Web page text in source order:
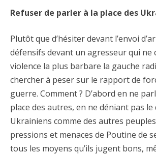
Refuser de parler à la place des
Plutôt que d’hésiter devant l’envoi
défensifs devant un agresseur qui ne
violence la plus barbare la gauche
chercher à peser sur le rapport de
guerre. Comment ? D’abord en ne
place des autres, en ne déniant pas le
Ukrainiens comme des autres
pressions et menaces de Poutine de
tous les moyens qu’ils jugent bons,